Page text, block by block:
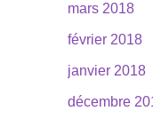
mars 2018
février 2018
janvier 2018
décembre